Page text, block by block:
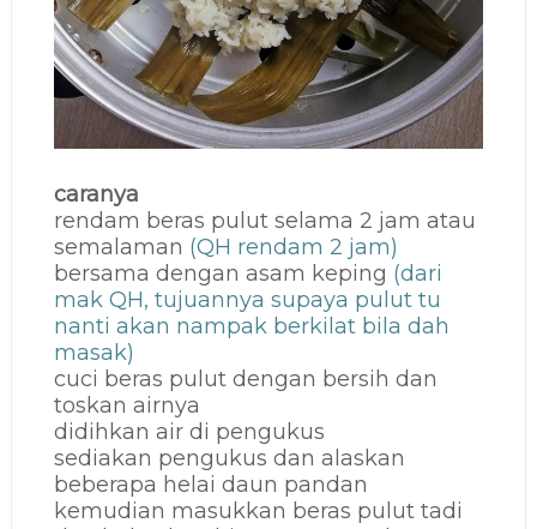
caranya
rendam beras pulut selama 2 jam atau
semalaman (QH rendam 2 jam)
bersama dengan asam keping (dari
mak QH, tujuannya supaya pulut tu
nanti akan nampak berkilat bila dah
masak)
cuci beras pulut dengan bersih dan
toskan airnya
didihkan air di pengukus
sediakan pengukus dan alaskan
beberapa helai daun pandan
kemudian masukkan beras pulut tadi